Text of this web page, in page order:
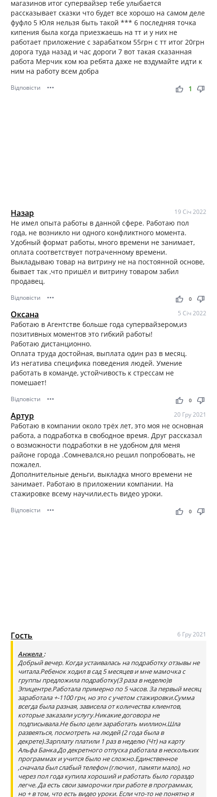
магазинов итог супервайзер тебе улыбается
рассказывает сказки что будет все хорошо на самом деле
фуфло 5 Юля нельзя быть такой *** 6 последняя точка
кипения была когда приезжаешь на тт и у них не
работает приложение с зарабатком 55грн с тт итог 20грн
дорога туда назад и час дороги 7 вот такая сказанная
работа Мерчик ком юа ребята даже не вздумайте идти к
ним на работу всем добра
Відповісти ••• thumb_up thumb_down
1
Назар 19 Січ 2022
Не имел опыта работы в данной сфере. Работаю пол
года, не возникло ни одного конфликтного момента.
Удобный формат работы, много времени не занимает,
оплата соответствует потраченному времени.
Выкладываю товар на витрину не на постоянной основе,
бывает так ,что пришёл и витрину товаром забил
продавец.
Відповісти ••• thumb_up thumb_down
0
Оксана 5 Січ 2022
Работаю в Агентстве больше года супервайзером,из
позитивных моментов это гибкий работы!
Работаю дистанционно.
Оплата труда достойная, выплата один раз в месяц.
Из негатива специфика поведения людей. Умение
работать в команде, устойчивость к стрессам не
помешает!
Відповісти ••• thumb_up thumb_down
0
Артур 20 Гру 2021
Работаю в компании около трёх лет, это моя не основная
работа, а подработка в свободное время. Друг рассказал
о возможности подработки в не удобном для меня
районе города .Сомневался,но решил попробовать, не
пожалел.
Дополнительные деньги, выкладка много времени не
занимает. Работаю в приложении компании. На
стажировке всему научили,есть видео уроки.
Відповісти ••• thumb_up thumb_down
0
Гость 6 Гру 2021
Анжела :
Добрый вечер. Когда устаивалась на подработку отзывы не
читала.Ребенок ходил в сад 5 месяцев и мне мамочка с
группы предложила подработку(3 раза в неделю)в
Эпицентре.Работала примерно по 5 часов. За первый месяц
заработала +-1100 грн, но это с учетом стажировки.Сумма
всегда была разная, зависела от количества клиентов,
которые заказали услугу.Никакие договора не
подписывала.Не было цели заработать миллион.Шла
развеяться, посмотреть на людей (2 года была в
декрете).Зарплату платили 1 раз в неделю (Чт) на карту
Альфа Банка.До декретного отпуска работала в нескольких
программах и учится было не сложно.Единственное
,сначала был слабый телефон (глючил , памяти мало), но
через пол года купила хороший и работать было гораздо
легче. Да есть свои заморочки при работе в программах,
но + в том, что есть видео уроки. Если что-то не понятно я